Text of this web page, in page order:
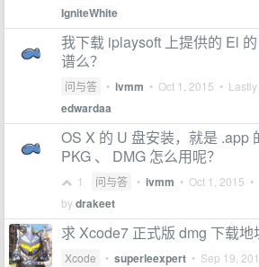
IgniteWhite
我下载 iplaysoft 上提供的 El
谱么？
问与答 • ivmm • Oct 1, 2015 •
edwardaa
OS X 的 U 盘安装，就是 .app
PKG 、 DMG 怎么用呢？
1 问与答 • ivmm • Oct 1, 2015
bydrakeet
求 Xcode7 正式版 dmg 下载地
Xcode • superleexpert • Sep 19,